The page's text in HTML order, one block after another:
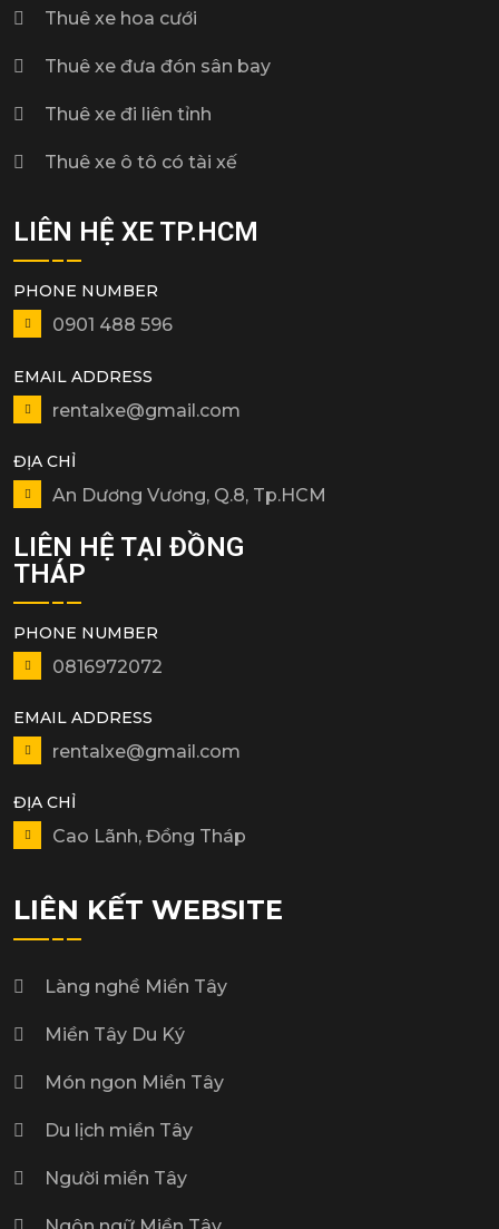
Thuê xe hoa cưới
Thuê xe đưa đón sân bay
Thuê xe đi liên tỉnh
Thuê xe ô tô có tài xế
LIÊN HỆ XE TP.HCM
PHONE NUMBER
0901 488 596
EMAIL ADDRESS
rentalxe@gmail.com
ĐỊA CHỈ
An Dương Vương, Q.8, Tp.HCM
LIÊN HỆ TẠI ĐỒNG
THÁP
PHONE NUMBER
0816972072
EMAIL ADDRESS
rentalxe@gmail.com
ĐỊA CHỈ
Cao Lãnh, Đồng Tháp
LIÊN KẾT WEBSITE
Làng nghề Miền Tây
Miền Tây Du Ký
Món ngon Miền Tây
Du lịch miền Tây
Người miền Tây